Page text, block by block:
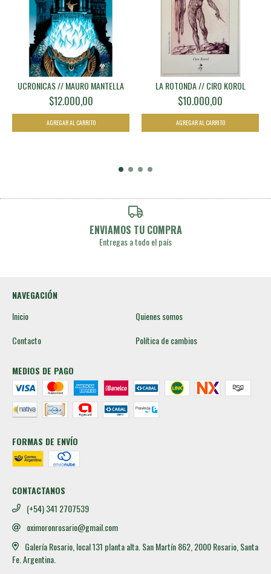
UCRONICAS // MAURO MANTELLA
$12.000,00
LA ROTONDA // CIRO KOROL
$10.000,00
ENVIAMOS TU COMPRA
Entregas a todo el país
NAVEGACIÓN
Inicio
Quienes somos
Contacto
Política de cambios
MEDIOS DE PAGO
FORMAS DE ENVÍO
CONTACTANOS
(+54) 341 2707539
oximoronrosario@gmail.com
Galería Rosario, local 131 planta alta. San Martín 862, 2000 Rosario, Santa
Fe. Argentina.